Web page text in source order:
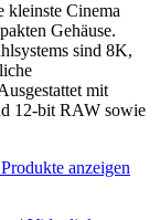
kleinste Cinema
Gehäuse.
sind 8K,
mit
12-bit RAW sowie
anzeigen